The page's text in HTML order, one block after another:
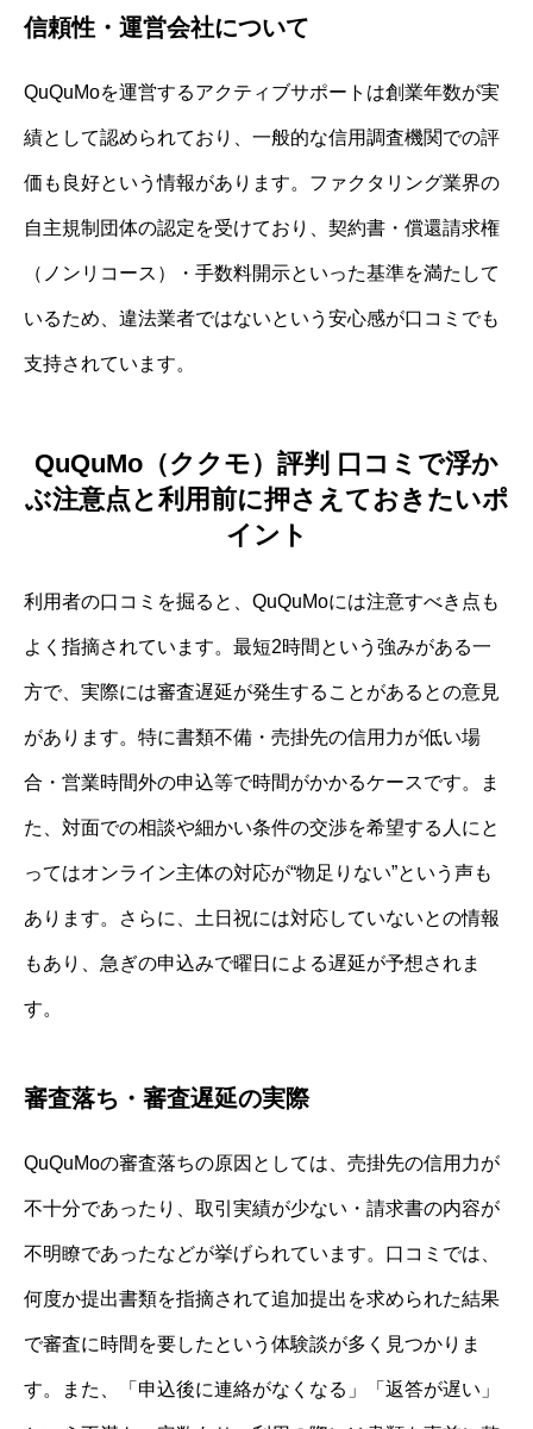
信頼性・運営会社について
QuQuMoを運営するアクティブサポートは創業年数が実
績として認められており、一般的な信用調査機関での評
価も良好という情報があります。ファクタリング業界の
自主規制団体の認定を受けており、契約書・償還請求権
（ノンリコース）・手数料開示といった基準を満たして
いるため、違法業者ではないという安心感が口コミでも
支持されています。
QuQuMo（ククモ）評判 口コミで浮か
ぶ注意点と利用前に押さえておきたいポ
イント
利用者の口コミを掘ると、QuQuMoには注意すべき点も
よく指摘されています。最短2時間という強みがある一
方で、実際には審査遅延が発生することがあるとの意見
があります。特に書類不備・売掛先の信用力が低い場
合・営業時間外の申込等で時間がかかるケースです。ま
た、対面での相談や細かい条件の交渉を希望する人にと
ってはオンライン主体の対応が“物足りない”という声も
あります。さらに、土日祝には対応していないとの情報
もあり、急ぎの申込みで曜日による遅延が予想されま
す。
審査落ち・審査遅延の実際
QuQuMoの審査落ちの原因としては、売掛先の信用力が
不十分であったり、取引実績が少ない・請求書の内容が
不明瞭であったなどが挙げられています。口コミでは、
何度か提出書類を指摘されて追加提出を求められた結果
で審査に時間を要したという体験談が多く見つかりま
す。また、「申込後に連絡がなくなる」「返答が遅い」